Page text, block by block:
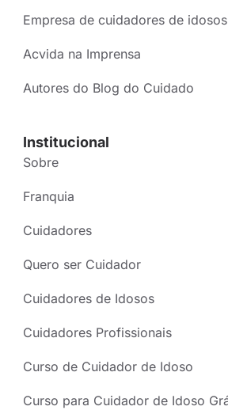
Empresa de cuidadores de idosos
Acvida na Imprensa
Autores do Blog do Cuidado
Institucional
Sobre
Franquia
Cuidadores
Quero ser Cuidador
Cuidadores de Idosos
Cuidadores Profissionais
Curso de Cuidador de Idoso
Curso para Cuidador de Idoso